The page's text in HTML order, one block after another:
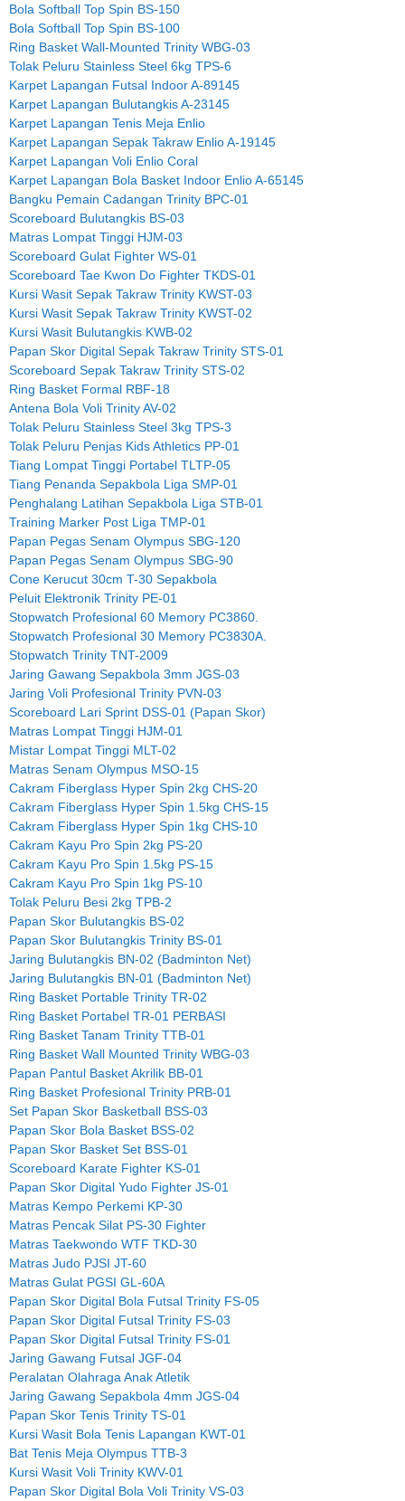
Bola Softball Top Spin BS-150
Bola Softball Top Spin BS-100
Ring Basket Wall-Mounted Trinity WBG-03
Tolak Peluru Stainless Steel 6kg TPS-6
Karpet Lapangan Futsal Indoor A-89145
Karpet Lapangan Bulutangkis A-23145
Karpet Lapangan Tenis Meja Enlio
Karpet Lapangan Sepak Takraw Enlio A-19145
Karpet Lapangan Voli Enlio Coral
Karpet Lapangan Bola Basket Indoor Enlio A-65145
Bangku Pemain Cadangan Trinity BPC-01
Scoreboard Bulutangkis BS-03
Matras Lompat Tinggi HJM-03
Scoreboard Gulat Fighter WS-01
Scoreboard Tae Kwon Do Fighter TKDS-01
Kursi Wasit Sepak Takraw Trinity KWST-03
Kursi Wasit Sepak Takraw Trinity KWST-02
Kursi Wasit Bulutangkis KWB-02
Papan Skor Digital Sepak Takraw Trinity STS-01
Scoreboard Sepak Takraw Trinity STS-02
Ring Basket Formal RBF-18
Antena Bola Voli Trinity AV-02
Tolak Peluru Stainless Steel 3kg TPS-3
Tolak Peluru Penjas Kids Athletics PP-01
Tiang Lompat Tinggi Portabel TLTP-05
Tiang Penanda Sepakbola Liga SMP-01
Penghalang Latihan Sepakbola Liga STB-01
Training Marker Post Liga TMP-01
Papan Pegas Senam Olympus SBG-120
Papan Pegas Senam Olympus SBG-90
Cone Kerucut 30cm T-30 Sepakbola
Peluit Elektronik Trinity PE-01
Stopwatch Profesional 60 Memory PC3860.
Stopwatch Profesional 30 Memory PC3830A.
Stopwatch Trinity TNT-2009
Jaring Gawang Sepakbola 3mm JGS-03
Jaring Voli Profesional Trinity PVN-03
Scoreboard Lari Sprint DSS-01 (Papan Skor)
Matras Lompat Tinggi HJM-01
Mistar Lompat Tinggi MLT-02
Matras Senam Olympus MSO-15
Cakram Fiberglass Hyper Spin 2kg CHS-20
Cakram Fiberglass Hyper Spin 1.5kg CHS-15
Cakram Fiberglass Hyper Spin 1kg CHS-10
Cakram Kayu Pro Spin 2kg PS-20
Cakram Kayu Pro Spin 1.5kg PS-15
Cakram Kayu Pro Spin 1kg PS-10
Tolak Peluru Besi 2kg TPB-2
Papan Skor Bulutangkis BS-02
Papan Skor Bulutangkis Trinity BS-01
Jaring Bulutangkis BN-02 (Badminton Net)
Jaring Bulutangkis BN-01 (Badminton Net)
Ring Basket Portable Trinity TR-02
Ring Basket Portabel TR-01 PERBASI
Ring Basket Tanam Trinity TTB-01
Ring Basket Wall Mounted Trinity WBG-03
Papan Pantul Basket Akrilik BB-01
Ring Basket Profesional Trinity PRB-01
Set Papan Skor Basketball BSS-03
Papan Skor Bola Basket BSS-02
Papan Skor Basket Set BSS-01
Scoreboard Karate Fighter KS-01
Papan Skor Digital Yudo Fighter JS-01
Matras Kempo Perkemi KP-30
Matras Pencak Silat PS-30 Fighter
Matras Taekwondo WTF TKD-30
Matras Judo PJSI JT-60
Matras Gulat PGSI GL-60A
Papan Skor Digital Bola Futsal Trinity FS-05
Papan Skor Digital Futsal Trinity FS-03
Papan Skor Digital Futsal Trinity FS-01
Jaring Gawang Futsal JGF-04
Peralatan Olahraga Anak Atletik
Jaring Gawang Sepakbola 4mm JGS-04
Papan Skor Tenis Trinity TS-01
Kursi Wasit Bola Tenis Lapangan KWT-01
Bat Tenis Meja Olympus TTB-3
Kursi Wasit Voli Trinity KWV-01
Papan Skor Digital Bola Voli Trinity VS-03